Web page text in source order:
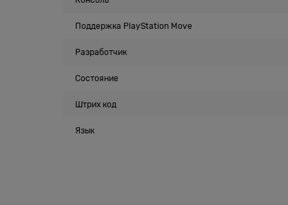
Поддержка PlayStation Move
Разработчик
Состояние
Штрих код
Язык